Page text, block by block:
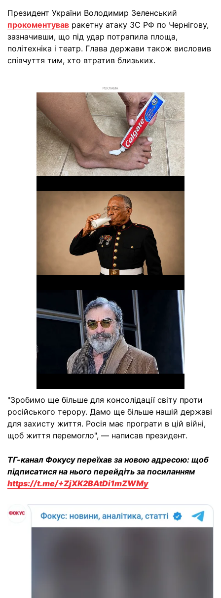
Президент України Володимир Зеленський
прокоментував ракетну атаку ЗС РФ по Чернігову,
зазначивши, що під удар потрапила площа,
політехніка і театр. Глава держави також висловив
співчуття тим, хто втратив близьких.
РЕКЛАМА
"Зробимо ще більше для консолідації світу проти
російського терору. Дамо ще більше нашій державі
для захисту життя. Росія має програти в цій війні,
щоб життя перемогло", — написав президент.
ТГ-канал Фокусу переїхав за новою адресою: щоб
підписатися на нього перейдіть за посиланням
https://t.me/+ZjXK2BAtDi1mZWMy